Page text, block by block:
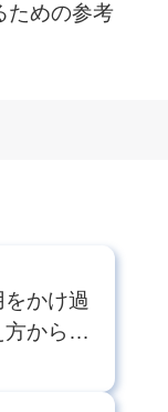
ための参考
かけ過
から、
たは